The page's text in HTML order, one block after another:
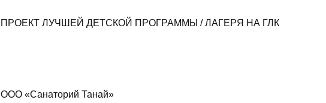
ПРОЕКТ ЛУЧШЕЙ ДЕТСКОЙ ПРОГРАММЫ / ЛАГЕРЯ НА ГЛК
ООО «Санаторий Танай»